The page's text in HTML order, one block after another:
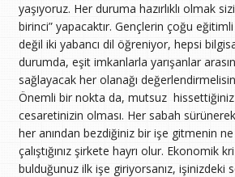
yaşıyoruz. Her duruma hazırlıklı olmak
birinci” yapacaktır. Gençlerin çoğu
değil iki yabancı dil öğreniyor, hepsi
durumda, eşit imkanlarla yarışanlar
sağlayacak her olanağı
Önemli bir nokta da, mutsuz hissettiğiniz
cesaretinizin olması. Her sabah sürünerek
her anından bezdiğiniz bir işe gitmenin
çalıştığınız şirkete hayrı olur. Ekonomik
bulduğunuz ilk işe giriyorsanız, işinizdeki